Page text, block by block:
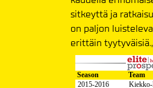
sitkeyttä ja
on paljon
erittäin tyytyväisiä.,